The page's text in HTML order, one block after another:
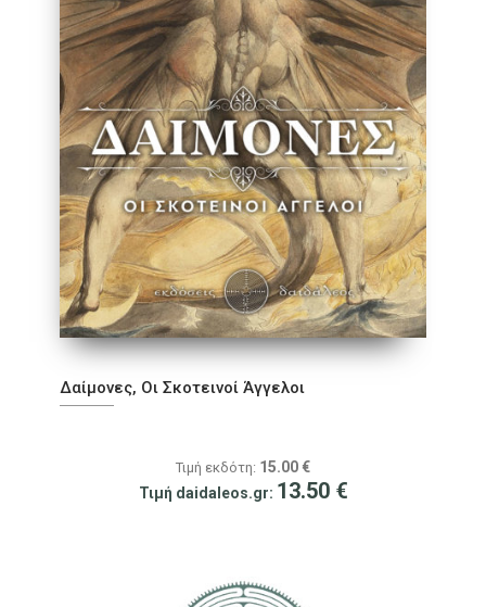
Δαίμονες, Οι Σκοτεινοί Άγγελοι
Τιμή εκδότη: 15.00 €
Τιμή daidaleos.gr: 13.50 €